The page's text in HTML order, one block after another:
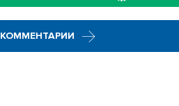
КОММЕНТАРИИ